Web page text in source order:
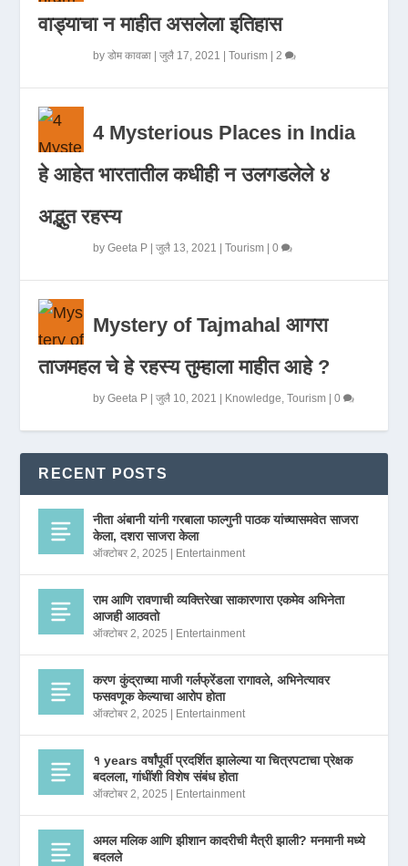
वाड्याचा न माहीत असलेला इतिहास
byडोम कावळा |जुलै 17, 2021 |Tourism | 2
4 Mysterious Places in India
हे आहेत भारतातील कधीही न उलगडलेले ४
अद्भुत रहस्य
byGeeta P |जुलै 13, 2021 |Tourism |0
Mystery of Tajmahal आगरा
ताजमहल चे हे रहस्य तुम्हाला माहीत आहे ?
byGeeta P |जुलै 10, 2021 | Knowledge ,Tourism |0
RECENT POSTS
नीता अंबानी यांनी गरबाला फाल्गुनी पाठक यांच्यासमवेत साजरा
केला, दशरा साजरा केला
ऑक्टोबर 2, 2025 | Entertainment
राम आणि रावणाची व्यक्तिरेखा साकारणारा एकमेव अभिनेता
आजही आठवतो
ऑक्टोबर 2, 2025 | Entertainment
करण कुंद्राच्या माजी गर्लफ्रेंडला रागावले, अभिनेत्यावर
फसवणूक केल्याचा आरोप होता
ऑक्टोबर 2, 2025 | Entertainment
१ years वर्षांपूर्वी प्रदर्शित झालेल्या या चित्रपटाचा प्रेक्षक
बदलला, गांधींशी विशेष संबंध होता
ऑक्टोबर 2, 2025 | Entertainment
अमल मलिक आणि झीशान कादरीची मैत्री झाली? मनमानी मध्ये
बदलले